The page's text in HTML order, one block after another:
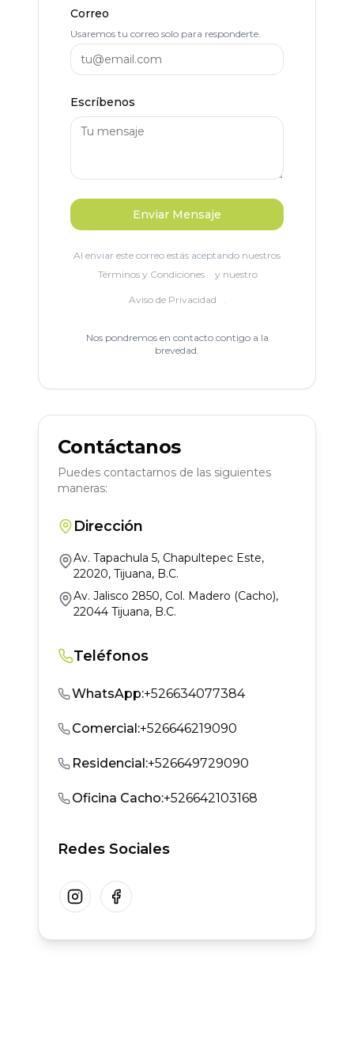
Correo
Usaremos tu correo solo para responderte.
Escríbenos
Enviar Mensaje
Al enviar este correo estás aceptando nuestros
Términos y Condiciones
y nuestro
Aviso de Privacidad .
Nos pondremos en contacto contigo a la
brevedad.
Contáctanos
Puedes contactarnos de las siguientes
maneras:
Dirección
Av. Tapachula 5, Chapultepec Este,
22020, Tijuana, B.C.
Av. Jalisco 2850, Col. Madero (Cacho),
22044 Tijuana, B.C.
Teléfonos
WhatsApp:+526634077384
Comercial:+526646219090
Residencial:+526649729090
Oficina Cacho:+526642103168
Redes Sociales
InstagramFacebook